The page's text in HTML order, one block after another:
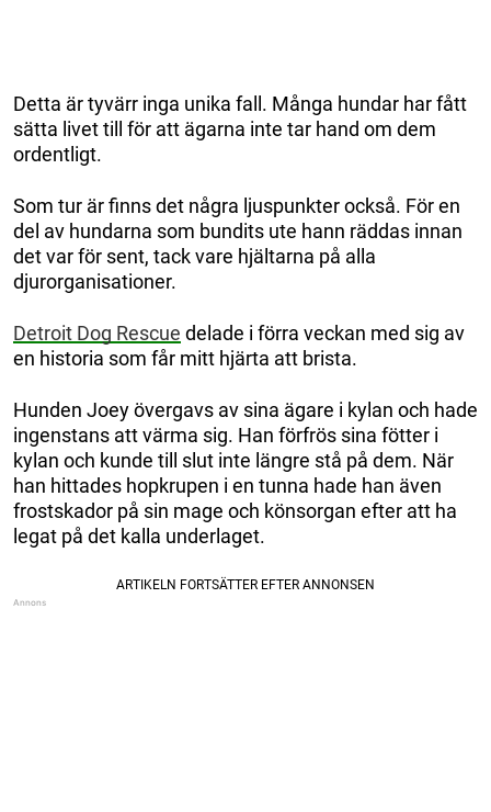
Detta är tyvärr inga unika fall. Många hundar har fått
sätta livet till för att ägarna inte tar hand om dem
ordentligt.
Som tur är finns det några ljuspunkter också. För en
del av hundarna som bundits ute hann räddas innan
det var för sent, tack vare hjältarna på alla
djurorganisationer.
Detroit Dog Rescue delade i förra veckan med sig av
en historia som får mitt hjärta att brista.
Hunden Joey övergavs av sina ägare i kylan och hade
ingenstans att värma sig. Han förfrös sina fötter i
kylan och kunde till slut inte längre stå på dem. När
han hittades hopkrupen i en tunna hade han även
frostskador på sin mage och könsorgan efter att ha
legat på det kalla underlaget.